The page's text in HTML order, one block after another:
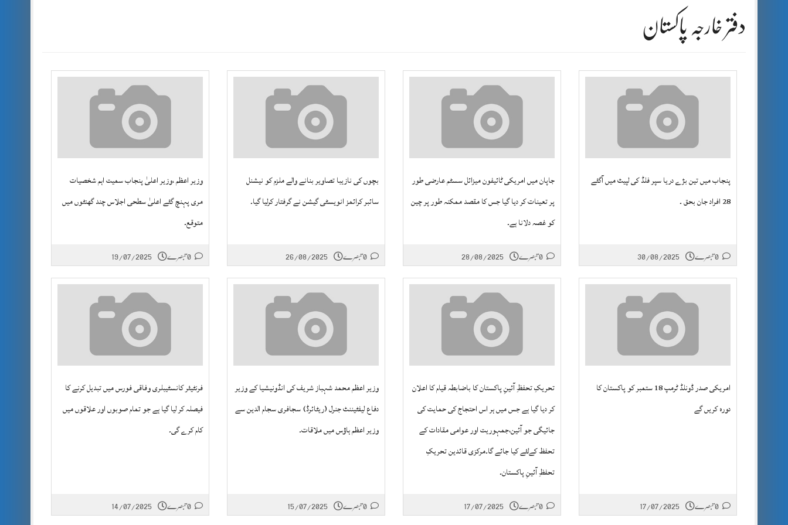
دفتر خارجہ پاکستان
پنجاب میں تین بڑے دریا سپر فلڈ کی لپیٹ میں آگئے
28 افراد جان بحق ۔
30/08/2025
جاپان میں امریکی ٹائیفون میزائل سسٹم عارضی طور
پر تعینات کر دیا گیا جس کا مقصد ممکنہ طور پر چین
کو غصہ دلانا ہے۔
28/08/2025
بچوں کی نازیبا تصاویر بنانے والے ملزم کو نیشنل
سائبر کرائمز انویسٹی گیشن نے گرفتار کرلیا گیا۔
26/08/2025
وزیر اعظم ،وزیر اعلیٰ پنجاب سمیت اہم شخصیات
مری پہنچ گئے اعلیٰ سطحی اجلاس چند گھنٹوں میں
متوقع۔
19/07/2025
امریکی صدر ڈونلڈ ٹرمپ 18 ستمبر کو پاکستان کا
دورہ کریں گے
17/07/2025
تحریکِ تحفظِ آئینِ پاکستان کا باضابطہ قیام کا اعلان
کر دیا گیا ہے جس میں ہر اس احتجاج کی حمایت کی
جائیگی جو آئین،جمہوریت اور عوامی مقادات کے
تحفظ کےلئے کیا جائے گا۔مرکزی قائدین تحریکِ
تحفظِ آئینِ پاکستان۔
17/07/2025
وزیر اعظم محمد شہباز شریف کی انڈونیشیا کے وزیر
دفاع لیفٹیننٹ جنرل (ریٹائرڈ) سجافری سجام الدین سے
وزیر اعظم ہاؤس میں ملاقات۔
15/07/2025
فرنٹیئر کانسٹیبلری وفاقی فورس میں تبدیل کرنے کا
فیصلہ کر لیا گیا ہے جو تمام صوبوں اور علاقوں میں
کام کرے گی۔
14/07/2025